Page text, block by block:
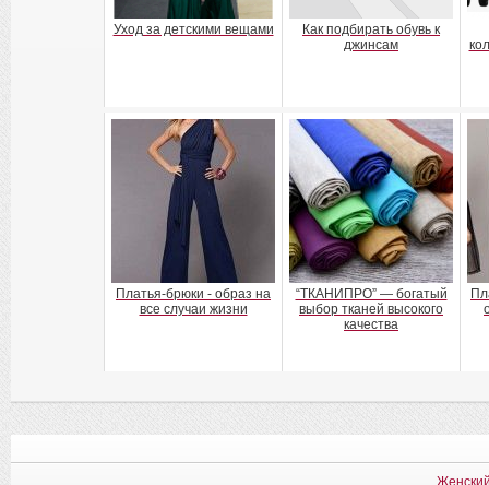
Уход за детскими вещами
Как подбирать обувь к
джинсам
Платья-брюки - образ на
все случаи жизни
“ТКАНИПРО” — богатый
выбор тканей высокого
качества